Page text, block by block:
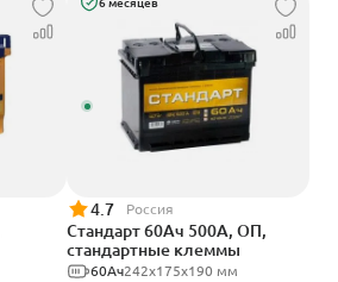
4.7 Россия
Стандарт 60Ач 500А, ОП,
стандартные клеммы
242x175x190 мм
60Ач